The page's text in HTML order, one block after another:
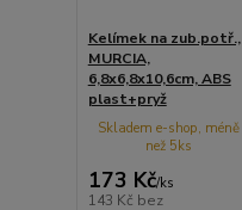
Kelímek na zub.potř.,
MURCIA,
6,8x6,8x10,6cm, ABS
plast+pryž
173 Kč/ks
143 Kč bez
Skladem e-shop, méně
než 5ks